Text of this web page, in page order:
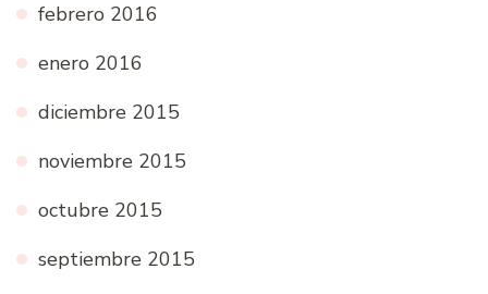
febrero 2016
enero 2016
diciembre 2015
noviembre 2015
octubre 2015
septiembre 2015